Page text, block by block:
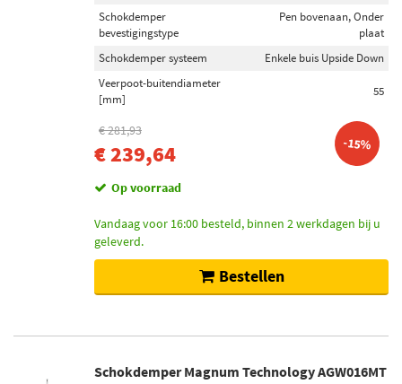
Schokdemper
bevestigingstype
Pen bovenaan, Onder
plaat
Schokdemper systeem
Enkele buis Upside Down
Veerpoot-buitendiameter
[mm]
55
€ 281,93
€ 239,64 -15%
Op voorraad
Vandaag voor 16:00 besteld, binnen 2 werkdagen bij u
geleverd.
Bestellen
Schokdemper Magnum Technology AGW016MT